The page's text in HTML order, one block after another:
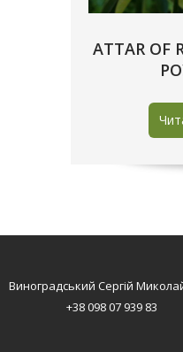
ATTAR OF
Виноградський Сергій
+38 098 07 939 83